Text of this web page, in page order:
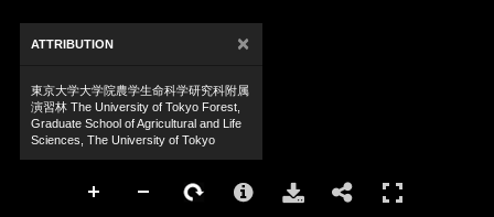
ATTRIBUTION ×
東京大学大学院農学生命科学研究科附属
演習林 The University of Tokyo Forest,
Graduate School of Agricultural and Life
Sciences, The University of Tokyo